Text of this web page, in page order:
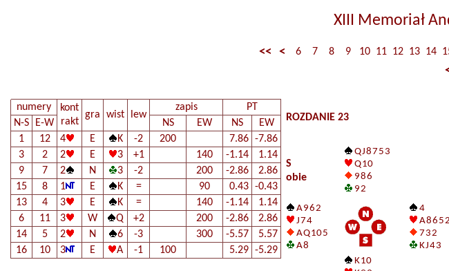
XIII Memoriał
<< < 6 7 8 9 10 11 12 13 14
numery
kont
rakt
gra wist lew
zapis
PT
N-S
E-W NS EW NS
EW
1
12 4 E K -2 200 7.86 -7.86
3
2 2 E 3 +1 140 -1.14
1.14
9
7 2 N 3 -2 200 -2.86
2.86
15
8 1 E K = 90 0.43 -0.43
13
4 3 E K = 140 -1.14
1.14
6
11 3 W Q +2 200 -2.86
2.86
14
5 2 N 6 -3 300 -5.57
5.57
16
10 3 E A -1 100 5.29 -5.29
ROZDANIE 23
S
obie
Q J 8 7 5 3
Q 10
9 8 6
9 2
A 9 6 2
J 7 4
A Q 10 5
A 8
4
A 8 6 5 2
7 3 2
K J 4 3
K 10